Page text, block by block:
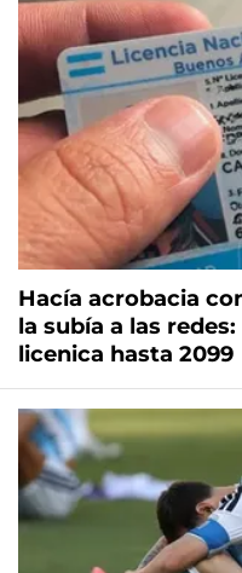
Hacía acrobacia
la subía a las
licenica hasta 2099